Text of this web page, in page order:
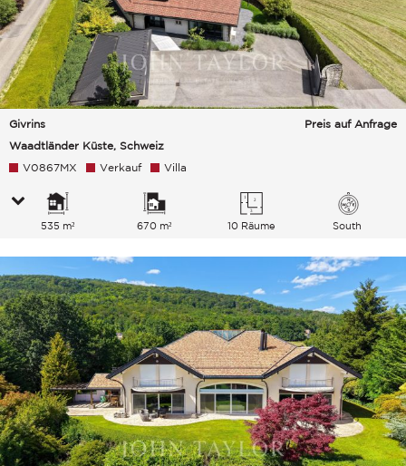
Givrins
Waadtländer Küste, Schweiz
Preis auf Anfrage
V0867MX Verkauf Villa
535 m² 670 m² 10 Räume South